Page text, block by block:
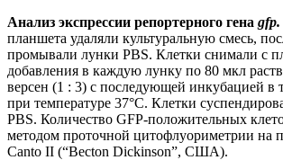
Анализ экспрессии репортерного гена gfp.
планшета удаляли культуральную смесь,
промывали лунки PBS. Клетки снимали с
добавления в каждую лунку по 80 мкл
версен (1 : 3) с последующей инкубацией в
при температуре 37°С. Клетки
PBS. Количество GFP-положительных
методом проточной цитофлуориметрии на
Canto II (“Becton Dickinson”, США).